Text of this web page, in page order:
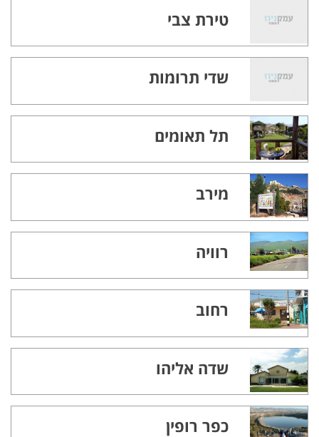
טירת צבי
שדי תרומות
תל תאומים
מירב
רוויה
רחוב
שדה אליהו
כפר רופין